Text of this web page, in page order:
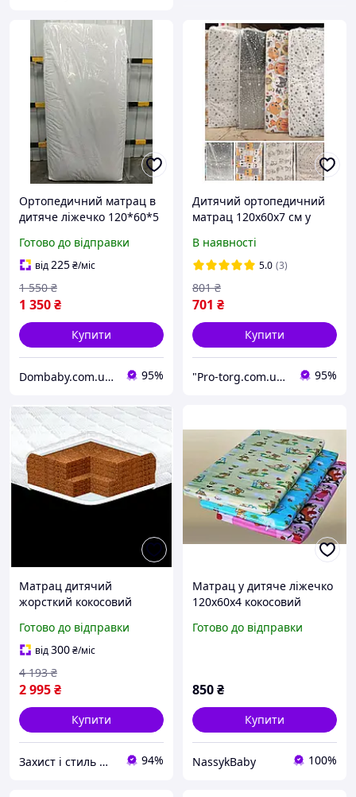
Ортопедичний матрац в
дитяче ліжечко 120*60*5
Готово до відправки
від225₴/міс
1 350₴
1 550 ₴
Купити
Dombaby.com.ua - інтернет магазин дитячих товарів 95%
Дитячий ортопедичний
матрац 120х60х7 см у
поролон-кокос)
В наявності
5.0 (3)
701 ₴
801 ₴
Купити
"Pro-torg.com.ua" - інтернет-магазин дитячих товарів та іграшок 95%
Матрац дитячий
жорсткий кокосовий
Eurosleep MC-3580
Готово до відправки
від300₴/міс
2 995₴
4 193 ₴
Купити
Захист і стиль — в одному магазині 94%
Матрац у дитяче ліжечко
120х60х4 кокосовий
Готово до відправки
850₴
Купити
NassykBaby 100%